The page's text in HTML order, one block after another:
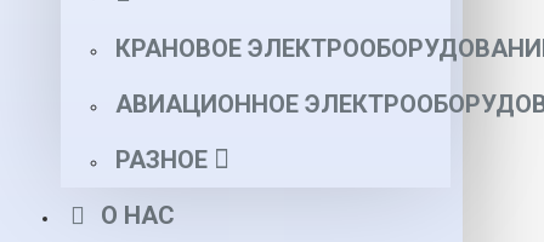
КРАНОВОЕ
АВИАЦИОННОЕ
РАЗНОЕ
О НАС